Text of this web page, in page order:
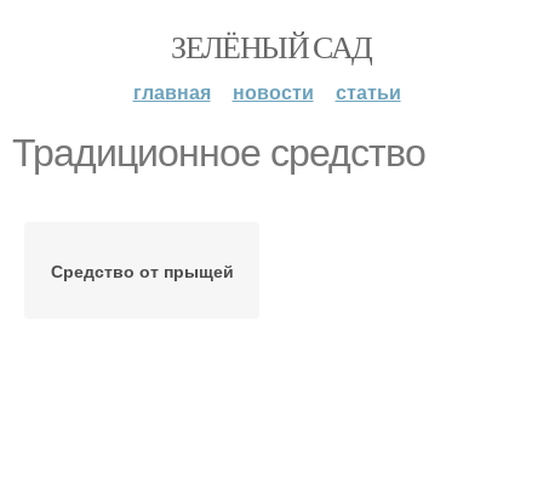
ЗЕЛЁНЫЙ САД
главная новости статьи
Традиционное средство
Средство от прыщей